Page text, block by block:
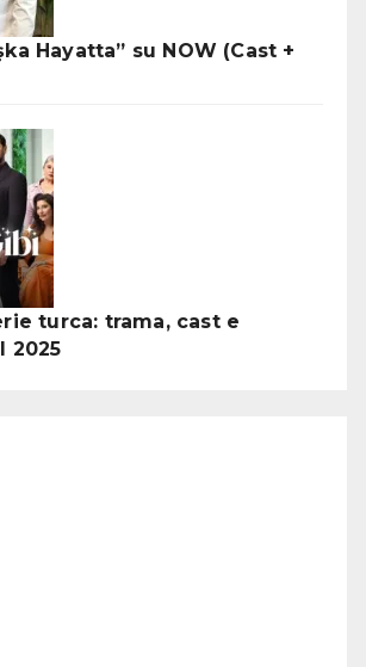
Hayatta” su NOW (Cast +
turca: trama, cast e
2025